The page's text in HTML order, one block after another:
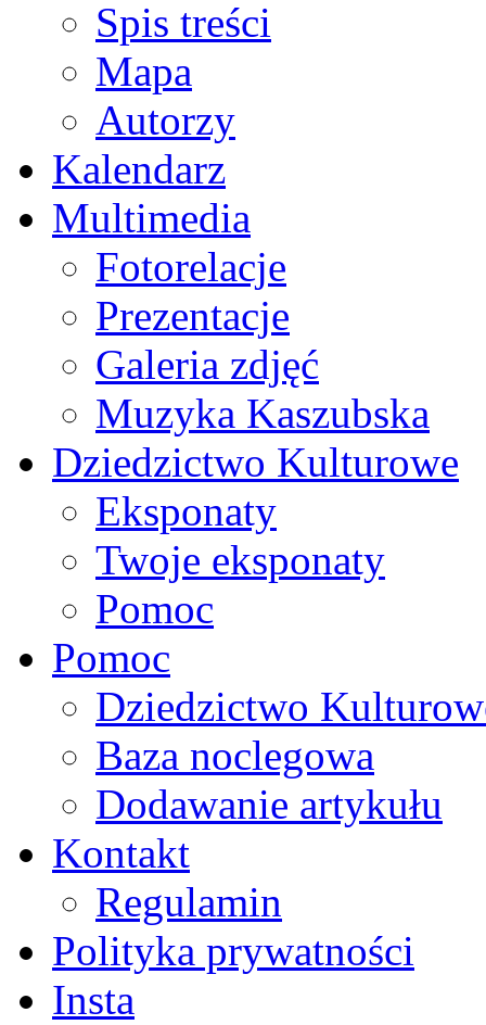
Spis treści
Mapa
Autorzy
Kalendarz
Multimedia
Fotorelacje
Prezentacje
Galeria zdjęć
Muzyka Kaszubska
Dziedzictwo Kulturowe
Eksponaty
Twoje eksponaty
Pomoc
Pomoc
Dziedzictwo
Baza noclegowa
Dodawanie artykułu
Kontakt
Regulamin
Polityka prywatności
Insta